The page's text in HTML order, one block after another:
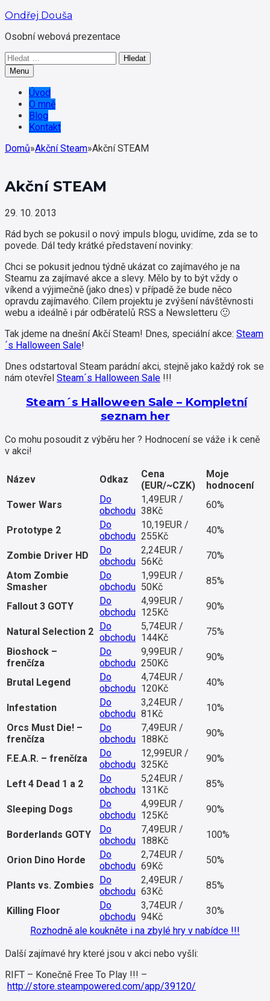
Přeskočit
hlavní
obsah
Ondřej Douša
Osobní webová prezentace
Vyhledávání
Menu
Úvod
O mně
Blog
Kontakt
Domů»Akční Steam»Akční STEAM
Akční STEAM
29. 10. 2013
Rád bych se pokusil o nový impuls blogu, uvidíme, zda se to
povede. Dál tedy krátké představení novinky:
Chci se pokusit jednou týdně ukázat co zajímavého je na
Steamu za zajímavé akce a slevy. Mělo by to být vždy o
víkend a výjimečně (jako dnes) v případě že bude něco
opravdu zajímavého. Cílem projektu je zvýšení návštěvnosti
webu a ideálně i pár odběratelů RSS a Newsletteru 🙂
Tak jdeme na dnešní Akčí Steam! Dnes, speciální akce: Steam
´s Halloween Sale!
Dnes odstartoval Steam parádní akci, stejně jako každý rok se
nám otevřel Steam´s Halloween Sale !!!
Steam´s Halloween Sale – Kompletní
seznam her
Co mohu posoudit z výběru her ? Hodnocení se váže i k ceně
v akci!
Název Odkaz
Cena
(EUR/~CZK)
Moje
hodnocení
Tower Wars
Do
obchodu
1,49EUR /
38Kč
60%
Prototype 2
Do
obchodu
10,19EUR /
255Kč
40%
Zombie Driver HD
Do
obchodu
2,24EUR /
56Kč
70%
Atom Zombie
Smasher
Do
obchodu
1,99EUR /
50Kč
85%
Fallout 3 GOTY
Do
obchodu
4,99EUR /
125Kč
90%
Natural Selection 2
Do
obchodu
5,74EUR /
144Kč
75%
Bioshock –
frenčíza
Do
obchodu
9,99EUR /
250Kč
90%
Brutal Legend
Do
obchodu
4,74EUR /
120Kč
40%
Infestation
Do
obchodu
3,24EUR /
81Kč
10%
Orcs Must Die! –
frenčíza
Do
obchodu
7,49EUR /
188Kč
90%
F.E.A.R. – frenčíza
Do
obchodu
12,99EUR /
325Kč
90%
Left 4 Dead 1 a 2
Do
obchodu
5,24EUR /
131Kč
85%
Sleeping Dogs
Do
obchodu
4,99EUR /
125Kč
90%
Borderlands GOTY
Do
obchodu
7,49EUR /
188Kč
100%
Orion Dino Horde
Do
obchodu
2,74EUR /
69Kč
50%
Plants vs. Zombies
Do
obchodu
2,49EUR /
63Kč
85%
Killing Floor
Do
obchodu
3,74EUR /
94Kč
30%
Rozhodně ale koukněte i na zbylé hry v nabídce !!!
Další zajímavé hry které jsou v akci nebo vyšli:
RIFT – Konečně Free To Play !!! –
http://store.steampowered.com/app/39120/